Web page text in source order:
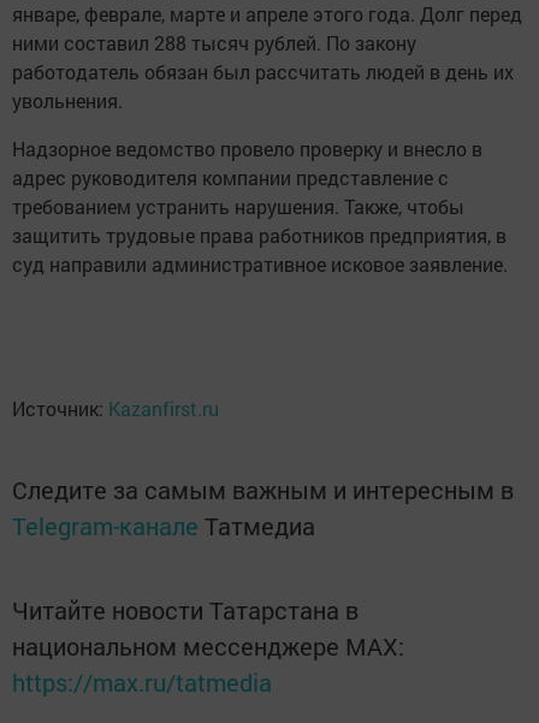
январе, феврале, марте и апреле этого года. Долг перед
ними составил 288 тысяч рублей. По закону
работодатель обязан был рассчитать людей в день их
увольнения.
Надзорное ведомство провело проверку и внесло в
адрес руководителя компании представление с
требованием устранить нарушения. Также, чтобы
защитить трудовые права работников предприятия, в
суд направили административное исковое заявление.
Источник: Kazanfirst.ru
Следите за самым важным и интересным в
Telegram-канале Татмедиа
Читайте новости Татарстана в
национальном мессенджере MАХ:
https://max.ru/tatmedia